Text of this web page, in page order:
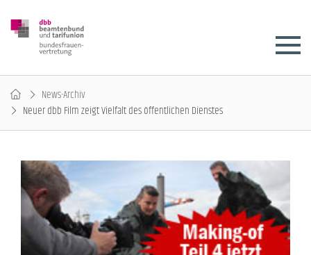
News-Archiv
Neuer dbb Film zeigt Vielfalt des öffentlichen Dienstes